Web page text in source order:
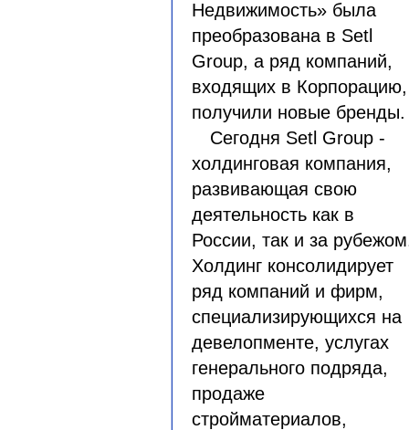
Недвижимость» была
преобразована в Setl
Group, а ряд компаний,
входящих в Корпорацию,
получили новые бренды.
Сегодня Setl Group -
холдинговая компания,
развивающая свою
деятельность как в
России, так и за
Холдинг консолидирует
ряд компаний и фирм,
специализирующихся на
девелопменте, услугах
генерального подряда,
продаже
стройматериалов,